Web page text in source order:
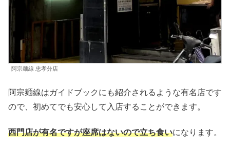
阿宗麺線 忠孝分店
阿宗麺線はガイドブックにも紹介されるような有名店です
ので、初めてでも安心して入店することができます。
西門店が有名ですが座席はないので立ち食いになります。